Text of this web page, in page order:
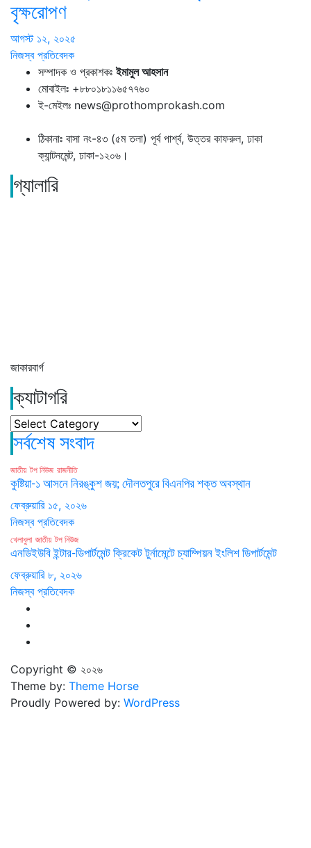
বৃক্ষরোপণ
আগস্ট ১২, ২০২৫
নিজস্ব প্রতিবেদক
সম্পাদক ও প্রকাশকঃইমামুল আহসান
মোবাইলঃ +৮৮০১৮১১৬৫৭৭৬০
ই-মেইলঃ news@prothomprokash.com
ঠিকানাঃ বাসা নং-৪৩ (৫ম তলা) পূর্ব পার্শ্ব, উত্তর কাফরুল, ঢাকা
ক্যান্টনমেন্ট, ঢাকা-১২০৬।
গ্যালারি
জাকারবার্গ
ক্যাটাগরি
ক্যাটাগরি
সর্বশেষ সংবাদ
জাতীয় টপ নিউজ রাজনীতি
কুষ্টিয়া-১ আসনে নিরঙ্কুশ জয়; দৌলতপুরে বিএনপির শক্ত অবস্থান
ফেব্রুয়ারি ১৫, ২০২৬
নিজস্ব প্রতিবেদক
খেলাধুলা জাতীয় টপ নিউজ
এনডিইউবি ইন্টার-ডিপার্টমেন্ট ক্রিকেট টুর্নামেন্টে চ্যাম্পিয়ন ইংলিশ ডিপার্টমেন্ট
ফেব্রুয়ারি ৮, ২০২৬
নিজস্ব প্রতিবেদক
Copyright © ২০২৬
Theme by: Theme Horse
Proudly Powered by: WordPress